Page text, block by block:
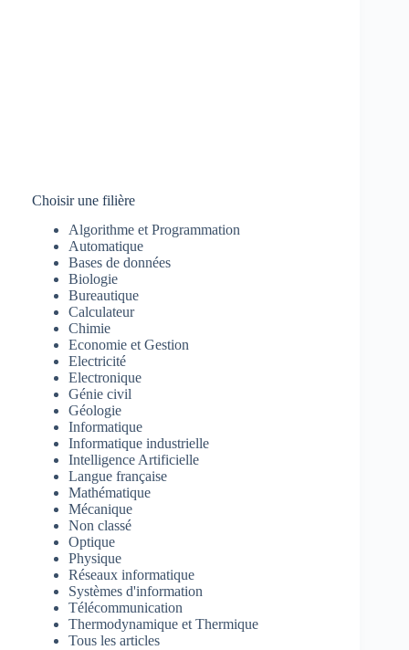
Choisir une filière
Algorithme et Programmation
Automatique
Bases de données
Biologie
Bureautique
Calculateur
Chimie
Economie et Gestion
Electricité
Electronique
Génie civil
Géologie
Informatique
Informatique industrielle
Intelligence Artificielle
Langue française
Mathématique
Mécanique
Non classé
Optique
Physique
Réseaux informatique
Systèmes d'information
Télécommunication
Thermodynamique et Thermique
Tous les articles